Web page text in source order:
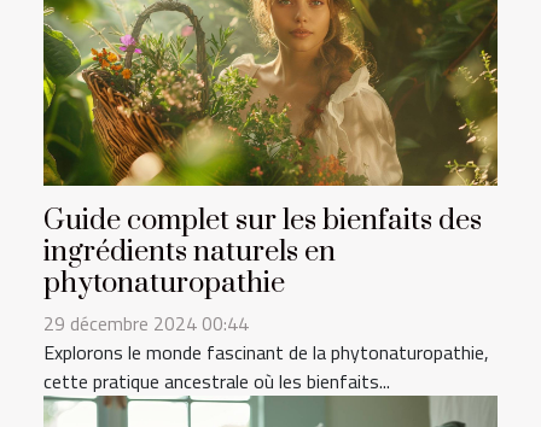
Guide complet sur les bienfaits des
ingrédients naturels en
phytonaturopathie
29 décembre 2024 00:44
Explorons le monde fascinant de la phytonaturopathie,
cette pratique ancestrale où les bienfaits...